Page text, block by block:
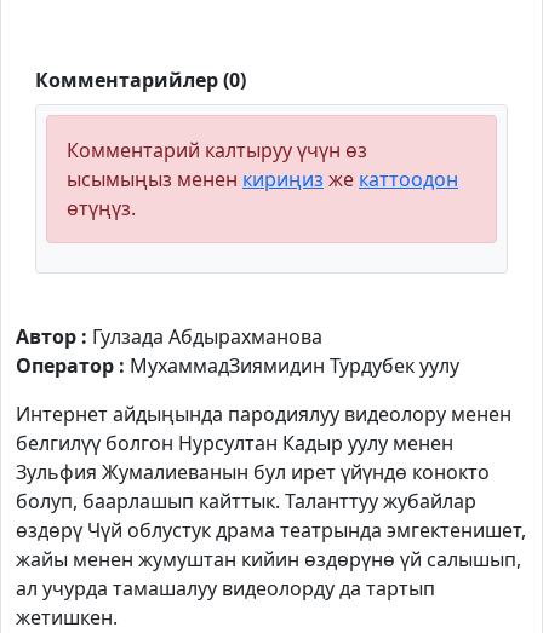
Комментарийлер (0)
Комментарий калтыруу үчүн өз
ысымыңыз менен кириңиз же каттоодон
өтүңүз.
Автор : Гулзада Абдырахманова
Оператор : МухаммадЗиямидин Турдубек уулу
Интернет айдыңында пародиялуу видеолору менен
белгилүү болгон Нурсултан Кадыр уулу менен
Зульфия Жумалиеванын бул ирет үйүндө конокто
болуп, баарлашып кайттык. Таланттуу жубайлар
өздөрү Чүй облустук драма театрында эмгектенишет,
жайы менен жумуштан кийин өздөрүнө үй салышып,
ал учурда тамашалуу видеолорду да тартып
жетишкен.